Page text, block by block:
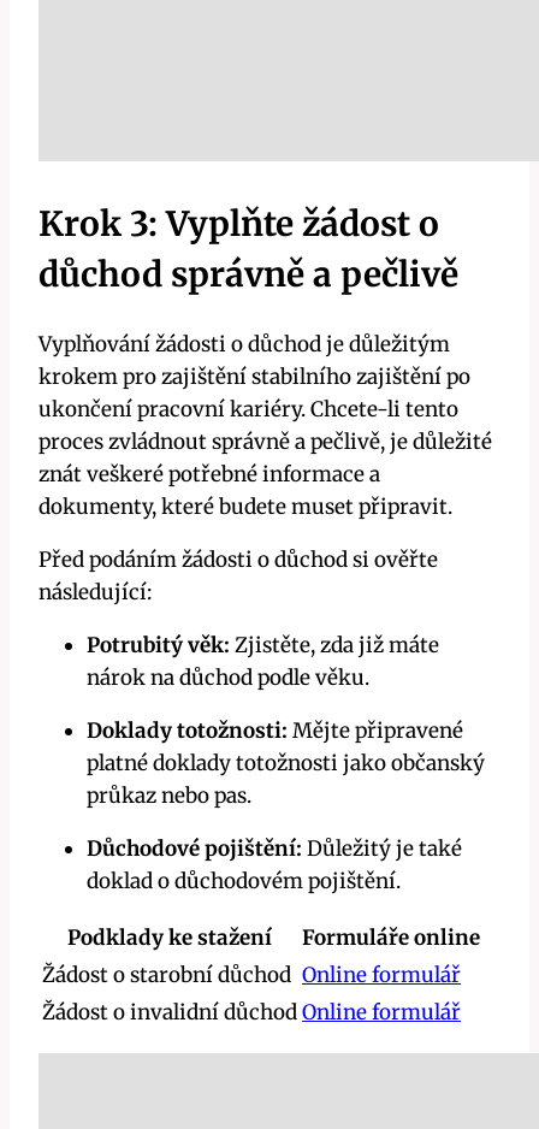
Krok 3: Vyplňte žádost o
důchod správně a pečlivě
Vyplňování žádosti o důchod je důležitým
krokem pro zajištění stabilního zajištění po
ukončení pracovní kariéry. Chcete-li tento
proces zvládnout správně a pečlivě, je důležité
znát veškeré potřebné informace a
dokumenty, které budete muset připravit.
Před podáním žádosti o důchod si ověřte
následující:
Potrubitý věk: Zjistěte, zda již máte
nárok na důchod podle věku.
Doklady totožnosti: Mějte připravené
platné doklady totožnosti jako občanský
průkaz nebo pas.
Důchodové pojištění: Důležitý je také
doklad o důchodovém pojištění.
Podklady ke stažení
Formuláře online
Žádost o starobní důchod Online formulář
Žádost o invalidní důchodOnline formulář